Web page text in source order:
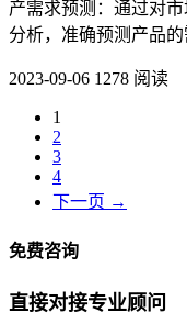
产需求预测：通过对
分析，准确预测产品
2023-09-06 1278 阅读
1
2
3
4
下一页 →
免费咨询
直接对接专业顾问